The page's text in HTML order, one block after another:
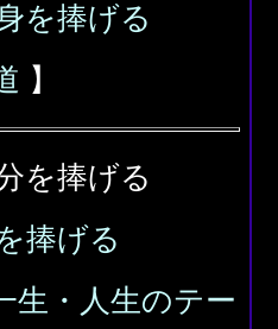
を捧げる
】
を捧げる
捧げる
生・人生のテー